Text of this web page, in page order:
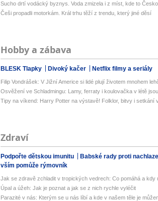
Sucho drtí vodácký byznys. Voda zmizela i z míst, kde to
Češi propadli motorkám. Král trhu těží z trendu, který jiné děsí
Hobby a zábava
BLESK Tlapky Divoký kačer Netflix filmy a seriály
Filip Vondrášek: V Jižní Americe si lidé plují životem mnohem
Osvěžení ve Schladmingu: Lamy, ferraty i koulovačka v létě
Tipy na víkend: Harry Potter na výstavě! Folklor, bitvy i setkání
Zdraví
Podpořte dětskou imunitu
Babské rady proti
vším pomůže rýmovník
Jak se zdravě zchladit v tropických vedrech: Co pomáhá a kdy
Úpal a úžeh: Jak je poznat a jak se z nich rychle vyléčit
Parazité v nás: Kterým se u nás líbí a kde v našem těle je